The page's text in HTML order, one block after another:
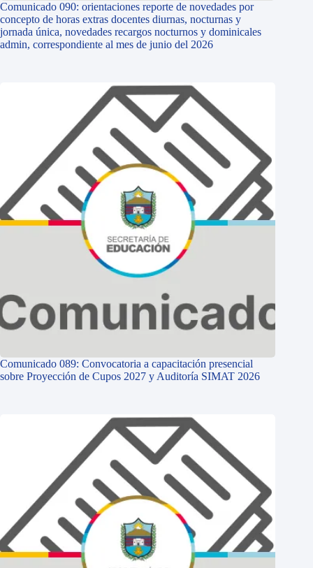
Comunicado 090: orientaciones reporte de novedades por
concepto de horas extras docentes diurnas, nocturnas y
jornada única, novedades recargos nocturnos y dominicales
admin, correspondiente al mes de junio del 2026
Comunicado 089: Convocatoria a capacitación presencial
sobre Proyección de Cupos 2027 y Auditoría SIMAT 2026